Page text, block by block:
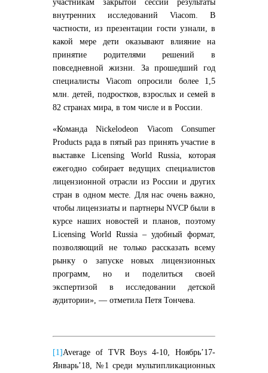
участникам закрытой сессии результаты
внутренних исследований Viacom. В
частности, из презентации гости узнали, в
какой мере дети оказывают влияние на
принятие родителями решений в
повседневной жизни. За прошедший год
специалисты Viacom опросили более 1,5
млн. детей, подростков, взрослых и семей в
82 странах мира, в том числе и в России.
«Команда Nickelodeon Viacom Consumer
Products рада в пятый раз принять участие в
выставке Licensing World Russia, которая
ежегодно собирает ведущих специалистов
лицензионной отрасли из России и других
стран в одном месте. Для нас очень важно,
чтобы лицензиаты и партнеры NVCP были в
курсе наших новостей и планов, поэтому
Licensing World Russia – удобный формат,
позволяющий не только рассказать всему
рынку о запуске новых лицензионных
программ, но и поделиться своей
экспертизой в исследовании детской
аудитории», — отметила Петя Тончева.
[1]Average of TVR Boys 4-10, Ноябрь’17-
Январь’18, №1 среди мультипликационных